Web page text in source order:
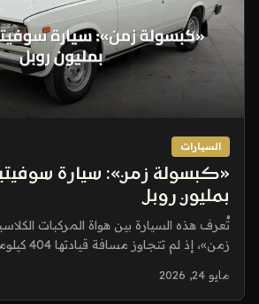
السيارات
«كبسولة زمن»: سيارة
بمليون روبل
تُعرف هذه السيارة بين هواة المركبات
زمن»، إذ لم
مايو 24, 2026